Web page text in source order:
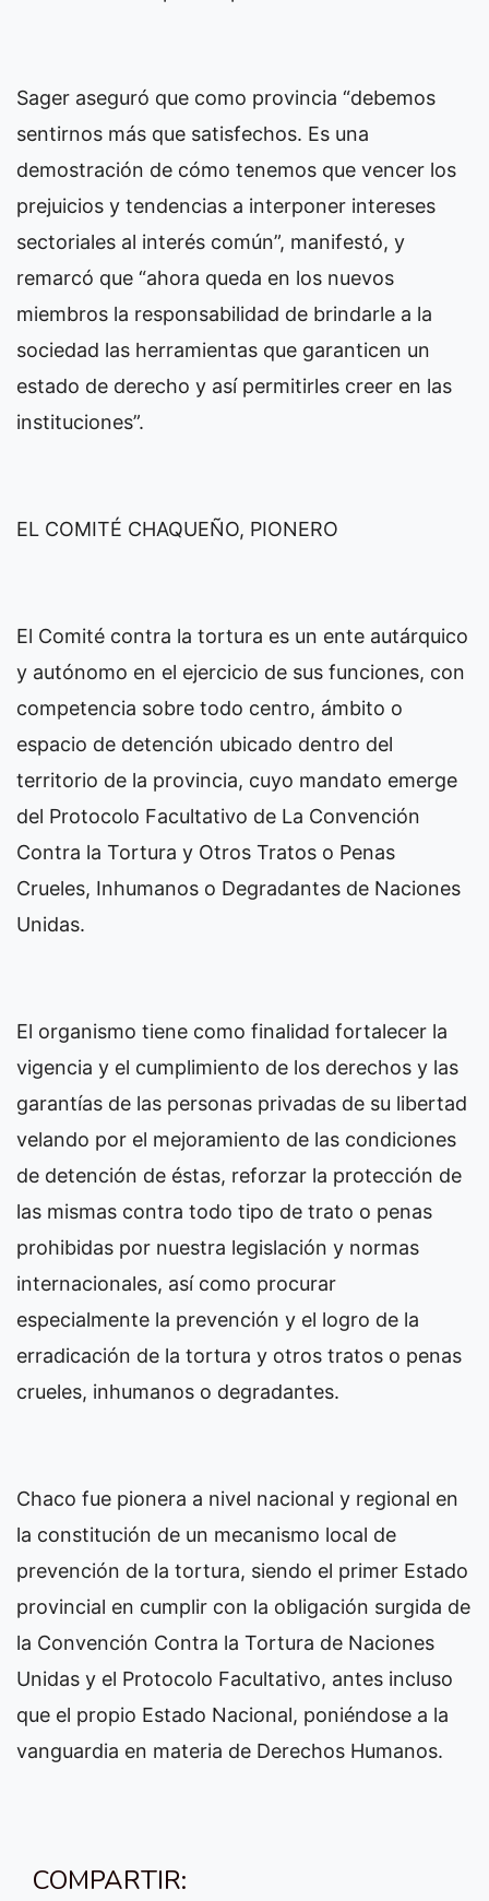
Sager aseguró que como provincia “debemos
sentirnos más que satisfechos. Es una
demostración de cómo tenemos que vencer los
prejuicios y tendencias a interponer intereses
sectoriales al interés común”, manifestó, y
remarcó que “ahora queda en los nuevos
miembros la responsabilidad de brindarle a la
sociedad las herramientas que garanticen un
estado de derecho y así permitirles creer en las
instituciones”.
EL COMITÉ CHAQUEÑO, PIONERO
El Comité contra la tortura es un ente autárquico
y autónomo en el ejercicio de sus funciones, con
competencia sobre todo centro, ámbito o
espacio de detención ubicado dentro del
territorio de la provincia, cuyo mandato emerge
del Protocolo Facultativo de La Convención
Contra la Tortura y Otros Tratos o Penas
Crueles, Inhumanos o Degradantes de Naciones
Unidas.
El organismo tiene como finalidad fortalecer la
vigencia y el cumplimiento de los derechos y las
garantías de las personas privadas de su libertad
velando por el mejoramiento de las condiciones
de detención de éstas, reforzar la protección de
las mismas contra todo tipo de trato o penas
prohibidas por nuestra legislación y normas
internacionales, así como procurar
especialmente la prevención y el logro de la
erradicación de la tortura y otros tratos o penas
crueles, inhumanos o degradantes.
Chaco fue pionera a nivel nacional y regional en
la constitución de un mecanismo local de
prevención de la tortura, siendo el primer Estado
provincial en cumplir con la obligación surgida de
la Convención Contra la Tortura de Naciones
Unidas y el Protocolo Facultativo, antes incluso
que el propio Estado Nacional, poniéndose a la
vanguardia en materia de Derechos Humanos.
COMPARTIR: